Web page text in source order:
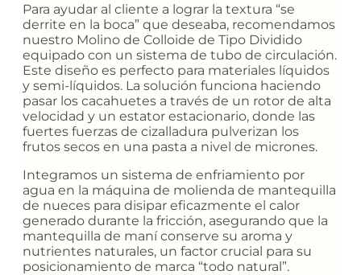
Para ayudar al cliente a lograr la textura “se
derrite en la boca” que deseaba, recomendamos
nuestro Molino de Colloide de Tipo Dividido
equipado con un sistema de tubo de circulación.
Este diseño es perfecto para materiales líquidos
y semi-líquidos. La solución funciona haciendo
pasar los cacahuetes a través de un rotor de alta
velocidad y un estator estacionario, donde las
fuertes fuerzas de cizalladura pulverizan los
frutos secos en una pasta a nivel de micrones.
Integramos un sistema de enfriamiento por
agua en la máquina de molienda de mantequilla
de nueces para disipar eficazmente el calor
generado durante la fricción, asegurando que la
mantequilla de maní conserve su aroma y
nutrientes naturales, un factor crucial para su
posicionamiento de marca “todo natural”.